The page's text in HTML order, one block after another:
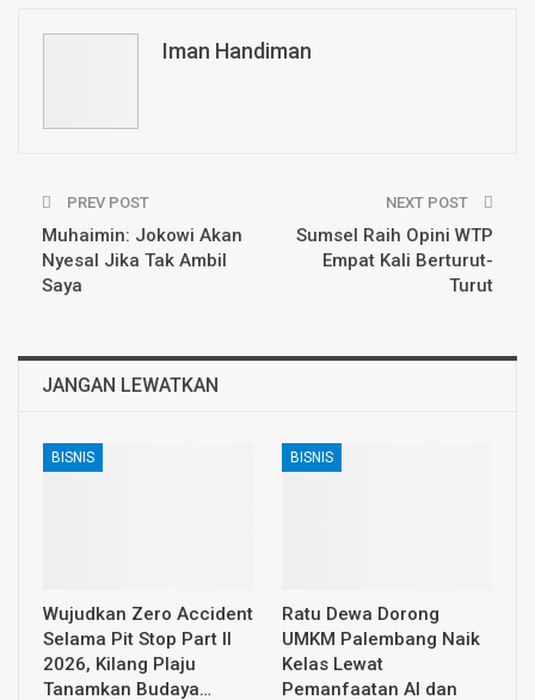
Email
Iman Handiman
PREV POST
Muhaimin: Jokowi Akan
Nyesal Jika Tak Ambil
Saya
NEXT POST
Sumsel Raih Opini WTP
Empat Kali Berturut-
Turut
JANGAN LEWATKAN
BISNIS
Wujudkan Zero Accident
Selama Pit Stop Part II
2026, Kilang Plaju
Tanamkan Budaya…
BISNIS
Ratu Dewa Dorong
UMKM Palembang Naik
Kelas Lewat
Pemanfaatan AI dan